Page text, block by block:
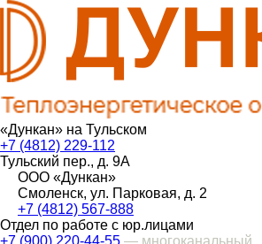
«Дункан» на Тульском
+7 (4812) 229-112
Тульский пер., д. 9А
ООО «Дункан»
Смоленск, ул. Парковая, д. 2
+7 (4812) 567-888
Отдел по работе с юр.лицами
+7 (900) 220-44-55 — многоканальный